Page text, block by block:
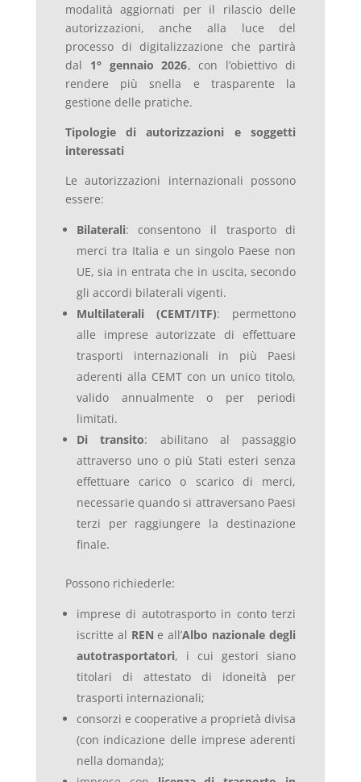
modalità aggiornati per il rilascio delle
autorizzazioni, anche alla luce del
processo di digitalizzazione che partirà
dal 1° gennaio 2026, con l’obiettivo di
rendere più snella e trasparente la
gestione delle pratiche.
Tipologie di autorizzazioni e soggetti
interessati
Le autorizzazioni internazionali possono
essere:
Bilaterali: consentono il trasporto di
merci tra Italia e un singolo Paese non
UE, sia in entrata che in uscita, secondo
gli accordi bilaterali vigenti.
Multilaterali (CEMT/ITF): permettono
alle imprese autorizzate di effettuare
trasporti internazionali in più Paesi
aderenti alla CEMT con un unico titolo,
valido annualmente o per periodi
limitati.
Di transito: abilitano al passaggio
attraverso uno o più Stati esteri senza
effettuare carico o scarico di merci,
necessarie quando si attraversano Paesi
terzi per raggiungere la destinazione
finale.
Possono richiederle:
imprese di autotrasporto in conto terzi
iscritte al REN e all’Albo nazionale degli
autotrasportatori, i cui gestori siano
titolari di attestato di idoneità per
trasporti internazionali;
consorzi e cooperative a proprietà divisa
(con indicazione delle imprese aderenti
nella domanda);